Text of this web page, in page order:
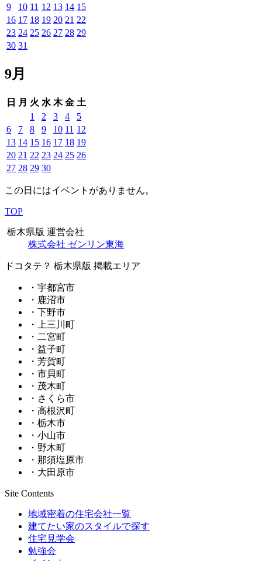
9
10 11 12 13 14 15
16 17 18 19 20 21 22
23 24 25 26 27 28 29
30 31
9月
日 月 火 水 木 金 土
1
2 3 4
5
6
7 8 9 10 11 12
13 14 15 16 17 18 19
20 21 22 23 24 25 26
27 28 29 30
この日にはイベントがありません。
TOP
栃木県版 運営会社
株式会社 ゼンリン東海
ドコタテ？ 栃木県版 掲載エリア
・宇都宮市
・鹿沼市
・下野市
・上三川町
・二宮町
・益子町
・芳賀町
・市貝町
・茂木町
・さくら市
・高根沢町
・栃木市
・小山市
・野木町
・那須塩原市
・大田原市
Site Contents
地域密着の住宅会社一覧
建てたい家のスタイルで探す
住宅見学会
勉強会